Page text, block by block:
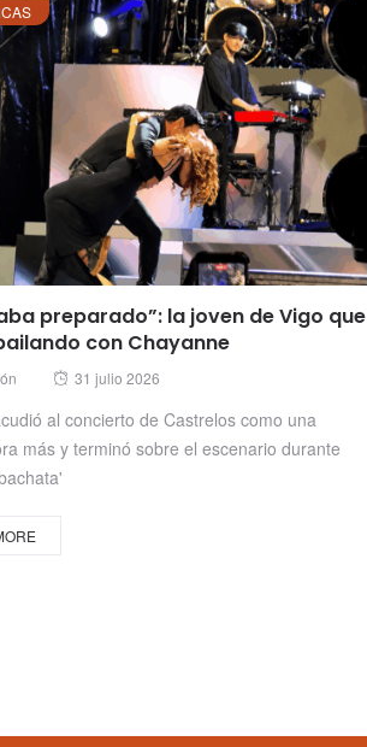
preparado”: la joven de Vigo que
con Chayanne
Posted
31 julio 2026
al concierto de Castrelos como una
más y terminó sobre el escenario durante